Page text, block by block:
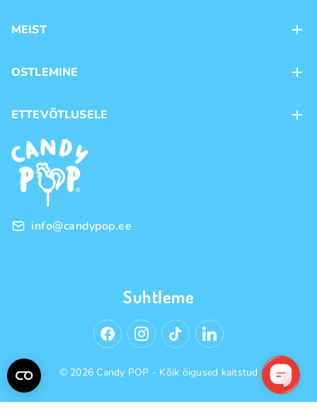
MEIST
Kauplused
OSTLEMINE
Ostutingimused
Privaatsuspoliitika
ETTEVÕTLUSELE
Frantsiis
Hulgimüük
info@candypop.ee
Suhtleme
© 2026 Candy POP - Kõik õigused kaitstud